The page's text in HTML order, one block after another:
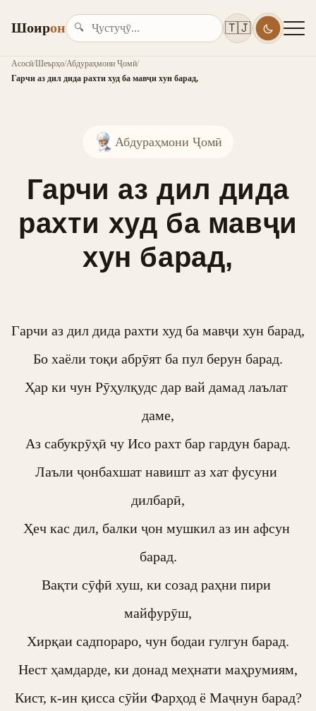
Шоирон 🔍 🇹🇯
Асосӣ/Шеърҳо/Абдураҳмони Ҷомӣ/
Гарчи аз дил дида рахти худ ба мавҷи хун барад,
Абдураҳмони Ҷомӣ
Гарчи аз дил дида
рахти худ ба мавҷи
хун барад,
Гарчи аз дил дида рахти худ ба мавҷи хун барад,
Бо хаёли тоқи абрӯят ба пул берун барад.
Ҳар ки чун Рӯҳулқудс дар вай дамад лаълат
даме,
Аз сабукрӯҳӣ чу Исо рахт бар гардун барад.
Лаъли ҷонбахшат навишт аз хат фусуни
дилбарӣ,
Ҳеч кас дил, балки ҷон мушкил аз ин афсун
барад.
Вақти сӯфӣ хуш, ки созад раҳни пири
майфурӯш,
Хирқаи садпораро, чун бодаи гулгун барад.
Нест ҳамдарде, ки донад меҳнати маҳрумиям,
Кист, к-ин қисса сӯйи Фарҳод ё Маҷнун барад?